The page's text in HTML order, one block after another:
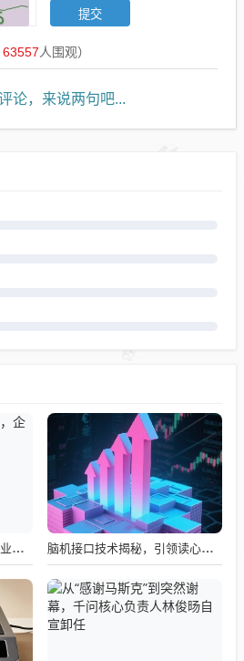
63557人围观）
论，来说两句吧...
牙膏功效时代来临之际，企业应如何备战？ 脑机接口技术揭秘，引领读心术革命的领跑者大盘点